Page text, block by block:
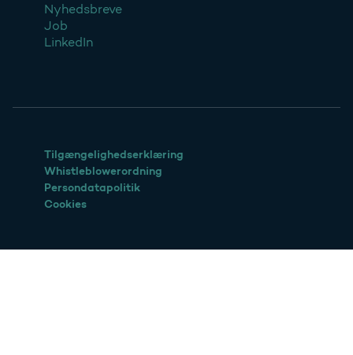
Nyhedsbreve
Job
LinkedIn
Tilgængelighedserklæring
Whistleblowerordning
Persondatapolitik
Cookies